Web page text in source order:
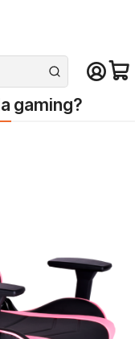
sábado en el gran
silla gaming?
gaming?